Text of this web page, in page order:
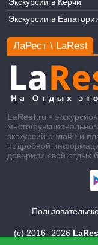
Экскурсии в Керчи
Экскурсии в
ЛаРест \ LaRest
LaRest.ru -
экскурсий онлайн и
подробной
доверили свой отдых
(c) 2016- 2026